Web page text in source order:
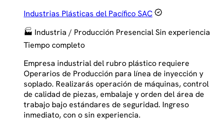
Industrias Plásticas del Pacífico SAC
🏭 Industria / Producción PresencialSin experiencia
Tiempo completo
Empresa industrial del rubro plástico requiere
Operarios de Producción para línea de inyección y
soplado. Realizarás operación de máquinas, control
de calidad de piezas, embalaje y orden del área de
trabajo bajo estándares de seguridad. Ingreso
inmediato, con o sin experiencia.